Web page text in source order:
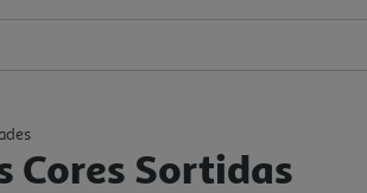
Cores Sortidas